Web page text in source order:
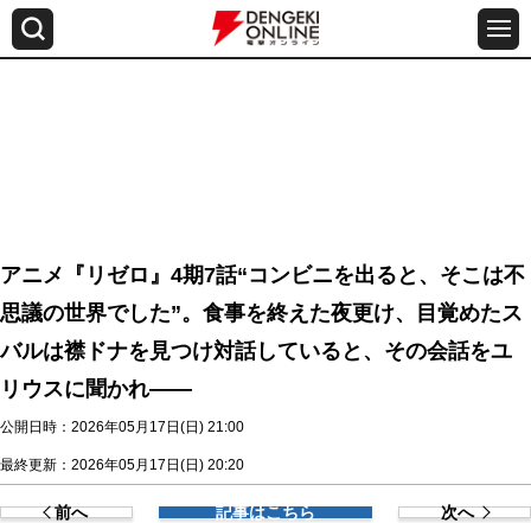
アニメ『リゼロ』4期7話“コンビニを出ると、そこは不
思議の世界でした”。食事を終えた夜更け、目覚めたス
バルは襟ドナを見つけ対話していると、その会話をユ
リウスに聞かれ――
公開日時：2026年05月17日(日) 21:00
最終更新：2026年05月17日(日) 20:20
前へ 記事はこちら 次へ